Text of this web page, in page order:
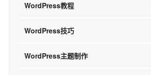
WordPress教程
WordPress技巧
WordPress主题制作